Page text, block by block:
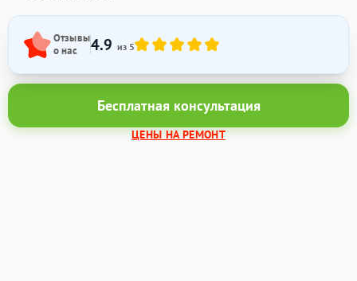
Отзывы
о нас
4.9 из 5
Бесплатная консультация
ЦЕНЫ НА РЕМОНТ